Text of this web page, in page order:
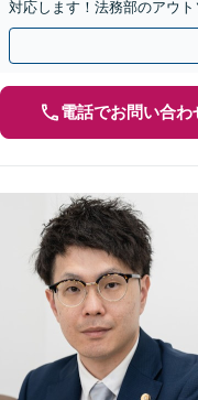
対応します！法務部のアウ
な対応・トラブルを未然に
電話でお問い合わ